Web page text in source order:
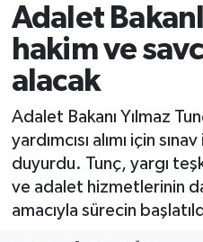
Adalet
hakim ve
alacak
Adalet Bakanı Yılmaz
yardımcısı alımı için sınav
duyurdu. Tunç, yargı
ve adalet hizmetlerinin
amacıyla sürecin
Spor
Savunma - Teknoloji
Kültür - Sanat
Yaşam
Tüm Manşetler
Son Dakika Haberleri
Haber Arşivi